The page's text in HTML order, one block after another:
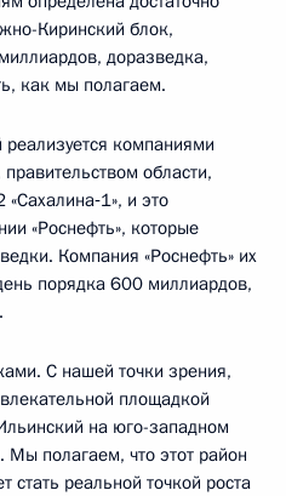
Киринский блок,
доразведка,
как мы полагаем.
реализуется компаниями
области,
и это
«Роснефть», которые
Компания «Роснефть» их
порядка 600 миллиардов,
С нашей точки зрения,
площадкой
на юго-западном
Мы полагаем, что этот район
реальной точкой роста